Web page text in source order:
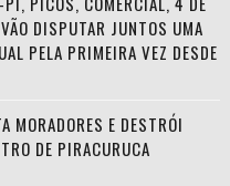
DISPUTAR JUNTOS UMA
PELA PRIMEIRA VEZ DESDE
MORADORES E DESTRÓI
DE PIRACURUCA